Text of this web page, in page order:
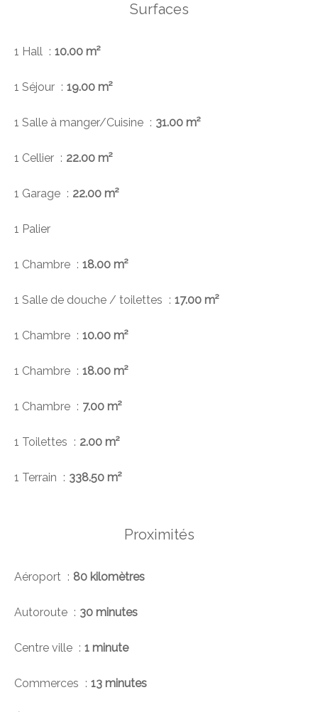
Surfaces
1 Hall 10.00 m²
1 Séjour 19.00 m²
1 Salle à manger/Cuisine 31.00 m²
1 Cellier 22.00 m²
1 Garage 22.00 m²
1 Palier
1 Chambre 18.00 m²
1 Salle de douche / toilettes 17.00 m²
1 Chambre 10.00 m²
1 Chambre 18.00 m²
1 Chambre 7.00 m²
1 Toilettes 2.00 m²
1 Terrain 338.50 m²
Proximités
Aéroport 80 kilomètres
Autoroute 30 minutes
Centre ville 1 minute
Commerces 13 minutes